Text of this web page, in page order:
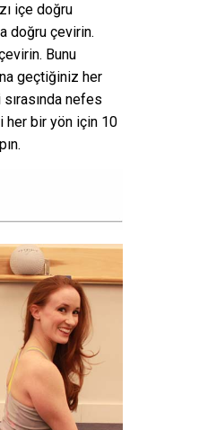
içe doğru
doğru çevirin.
Bunu
geçtiğiniz her
nefes
her bir yön için 10